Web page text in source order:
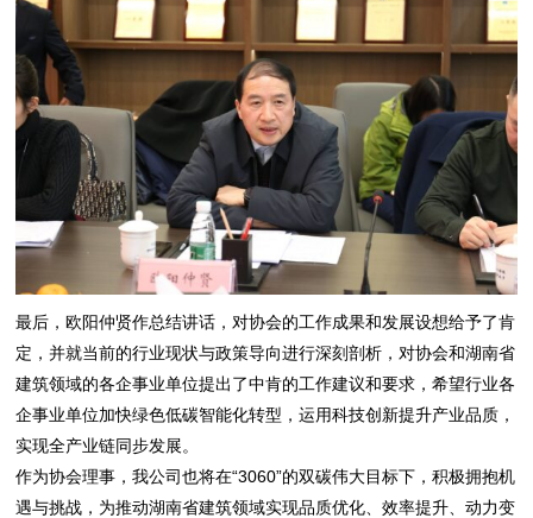
最后，欧阳仲贤作总结讲话，对协会的工作成果和发展设想给予了肯
定，并就当前的行业现状与政策导向进行深刻剖析，对协会和湖南省
建筑领域的各企事业单位提出了中肯的工作建议和要求，希望行业各
企事业单位加快绿色低碳智能化转型，运用科技创新提升产业品质，
实现全产业链同步发展。
作为协会理事，我公司也将在“3060”的双碳伟大目标下，积极拥抱机
遇与挑战，为推动湖南省建筑领域实现品质优化、效率提升、动力变